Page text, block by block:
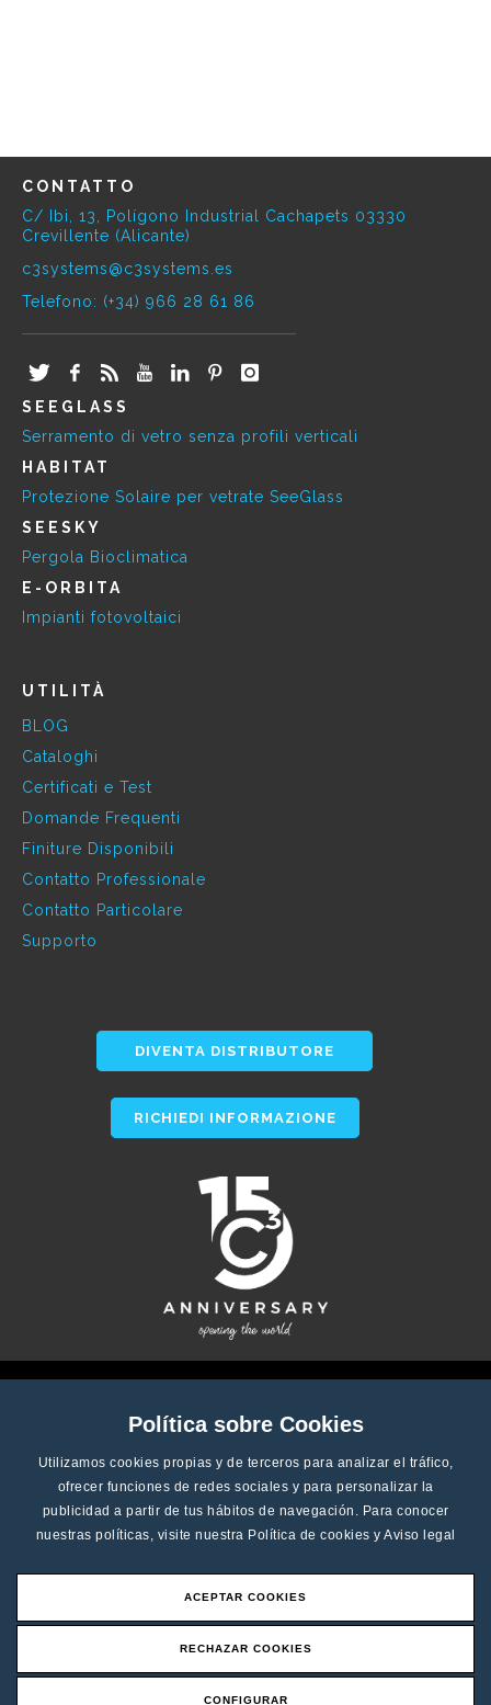
Política sobre Cookies
Utilizamos cookies propias y de terceros para analizar el tráfico,
ofrecer funciones de redes sociales y para personalizar la
publicidad a partir de tus hábitos de navegación. Para conocer
nuestras políticas, visite nuestra Política de cookies y Aviso legal
ACEPTAR COOKIES
RECHAZAR COOKIES
CONFIGURAR
CONTATTO
C/ Ibi, 13, Polígono Industrial Cachapets 03330
Crevillente (Alicante)
c3systems@c3systems.es
Telefono: (+34) 966 28 61 86
SEEGLASS
Serramento di vetro senza profili verticali
HABITAT
Protezione Solaire per vetrate SeeGlass
SEESKY
Pergola Bioclimatica
E-ORBITA
Impianti fotovoltaici
UTILITÀ
BLOG
Cataloghi
Certificati e Test
Domande Frequenti
Finiture Disponibili
Contatto Professionale
Contatto Particolare
Supporto
DIVENTA DISTRIBUTORE
RICHIEDI INFORMAZIONE
Copyright © 2025 - C3 Systems, SL - Tutti i diritti riservati
Politica sui cookie